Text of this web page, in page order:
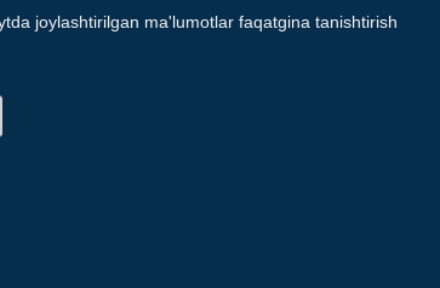
joylashtirilgan ma'lumotlar faqatgina tanishtirish